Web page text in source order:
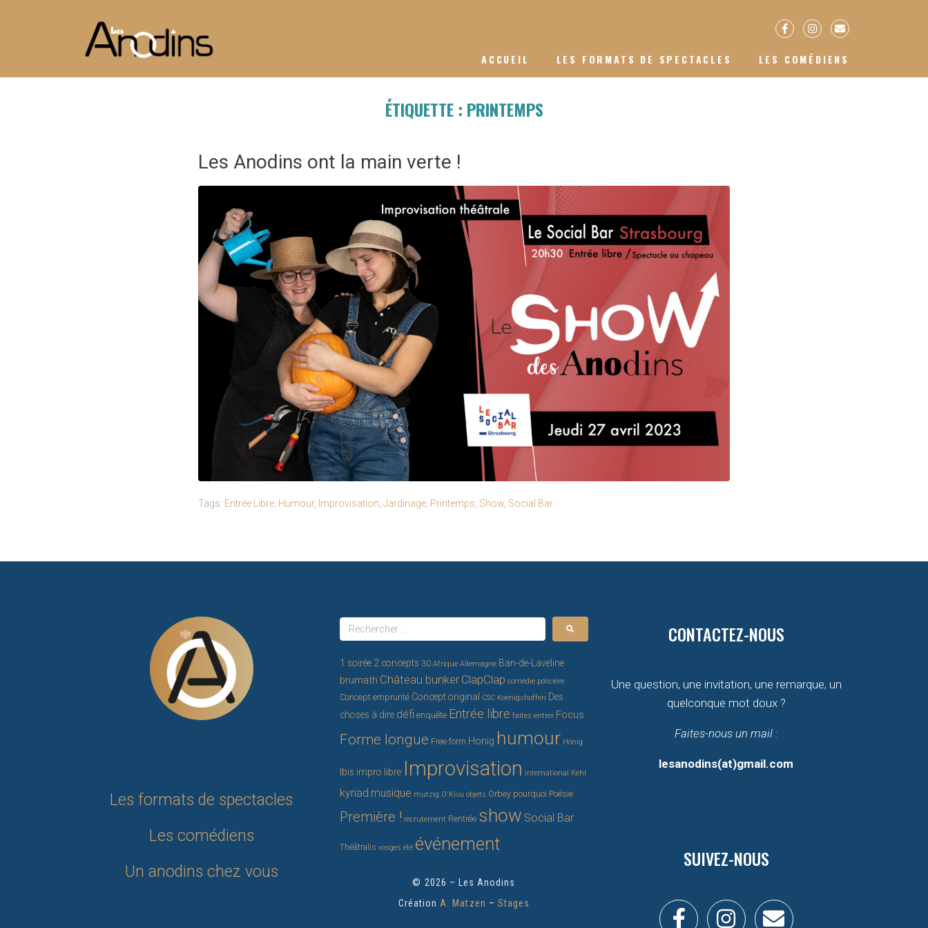
ACCUEIL LES FORMATS DE SPECTACLES LES COMÉDIENS
ÉTIQUETTE : PRINTEMPS
Les Anodins ont la main verte !
Tags: Entrée Libre Humour, Improvisation Jardinage Printemps Show Social Bar
Les formats de spectacles
Les comédiens
Un anodins chez vous
1 soirée 2 concepts 30 Afrique Allemagne Ban-de-Laveline
brumath Château bunker ClapClap comédie policière
Concept emprunté Concept original CSC Koenigshoffen Des
choses à dire défi enquête Entrée libre faites entrer Focus
Forme longue Free form Honig humour Hönig
Ibis impro libre Improvisation international Kehl
kyriad musique mutzig O'Kivu objets Orbey pourquoi Poésie
Première ! recrutement Rentrée show Social Bar
Théâtralis vosges été événement
© 2026 – Les Anodins
Création A. Matzen – Stages
CONTACTEZ-NOUS
Une question, une invitation, une remarque, un
quelconque mot doux ?
Faites-nous un mail :
lesanodins(at)gmail.com
SUIVEZ-NOUS